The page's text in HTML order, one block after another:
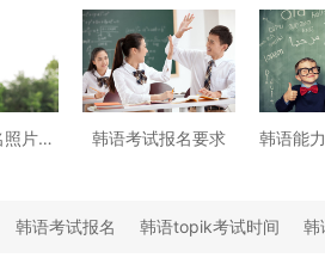
韩语考试报名照片要求 韩语考试报名要求
韩语考试报名 韩语topik考试时间 韩